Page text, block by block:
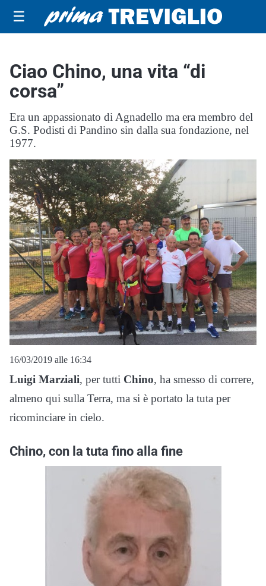
☰
Ciao Chino, una vita “di
corsa”
Era un appassionato di Agnadello ma era membro del
G.S. Podisti di Pandino sin dalla sua fondazione, nel
1977.
16/03/2019 alle 16:34
Luigi Marziali, per tutti Chino, ha smesso di correre,
almeno qui sulla Terra, ma si è portato la tuta per
ricominciare in cielo.
Chino, con la tuta fino alla fine